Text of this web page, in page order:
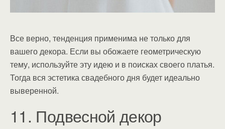
Все верно, тенденция применима не только для
вашего декора. Если вы обожаете геометрическую
тему, используйте эту идею и в поисках своего платья.
Тогда вся эстетика свадебного дня будет идеально
выверенной.
11. Подвесной декор